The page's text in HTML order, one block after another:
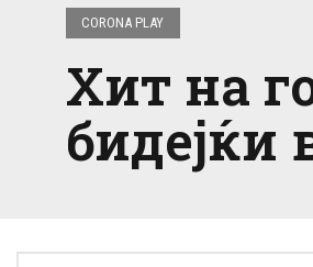
CORONA PLAY
Хит на
бидејќи